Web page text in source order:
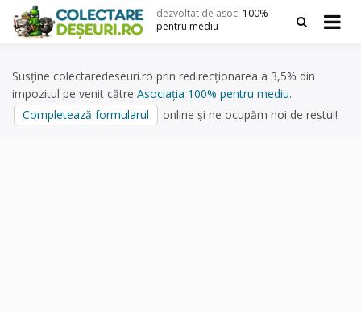
content
dezvoltat de asoc. 100%
pentru mediu
Susține colectaredeseuri.ro prin redirecționarea a 3,5% din
impozitul pe venit către Asociația 100% pentru mediu.
Completează formularul
online și ne ocupăm noi de restul!